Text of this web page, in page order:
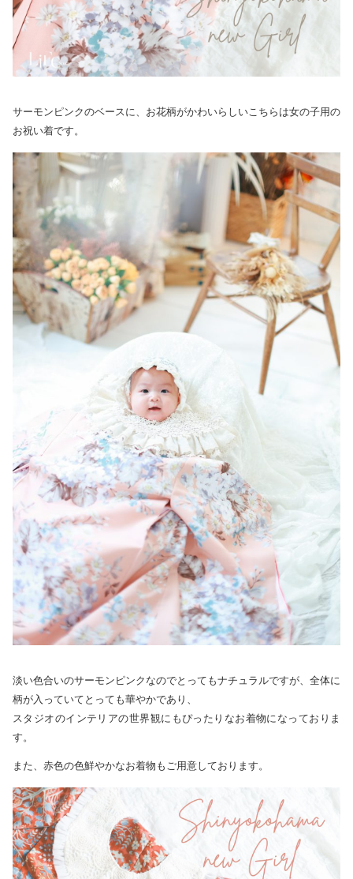
サーモンピンクのベースに、お花柄がかわいらしいこちらは女の子用の
お祝い着です。
淡い色合いのサーモンピンクなのでとってもナチュラルですが、全体に
柄が入っていてとっても華やかであり、
スタジオのインテリアの世界観にもぴったりなお着物になっておりま
す。
また、赤色の色鮮やかなお着物もご用意しております。